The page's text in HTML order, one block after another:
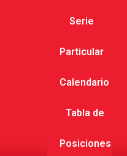
Serie
Particular
Calendario
Tabla de
Posiciones